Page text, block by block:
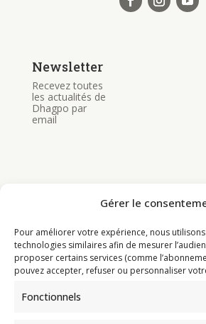
Gérer le
Pour améliorer votre expérience, nous
technologies similaires afin de mesurer
proposer certains services (comme
pouvez accepter, refuser ou personnaliser
Fonctionnels
Newsletter
Recevez toutes
les actualités de
Dhagpo par
email
Programme
Actualités
Ressources